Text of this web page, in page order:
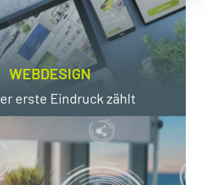
WEBDESIGN
erste Eindruck zählt